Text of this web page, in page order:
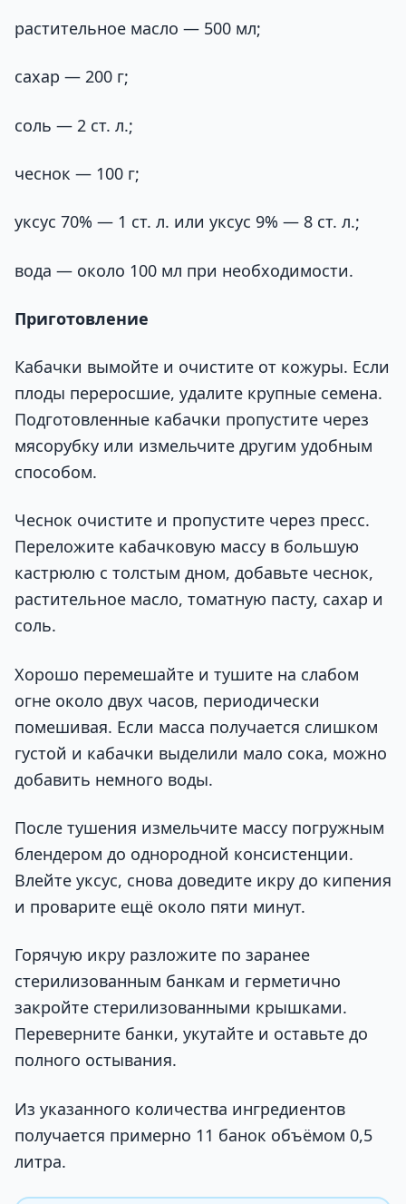
растительное масло — 500 мл;
сахар — 200 г;
соль — 2 ст. л.;
чеснок — 100 г;
уксус 70% — 1 ст. л. или уксус 9% — 8 ст. л.;
вода — около 100 мл при необходимости.
Приготовление
Кабачки вымойте и очистите от кожуры. Если
плоды переросшие, удалите крупные семена.
Подготовленные кабачки пропустите через
мясорубку или измельчите другим удобным
способом.
Чеснок очистите и пропустите через пресс.
Переложите кабачковую массу в большую
кастрюлю с толстым дном, добавьте чеснок,
растительное масло, томатную пасту, сахар и
соль.
Хорошо перемешайте и тушите на слабом
огне около двух часов, периодически
помешивая. Если масса получается слишком
густой и кабачки выделили мало сока, можно
добавить немного воды.
После тушения измельчите массу погружным
блендером до однородной консистенции.
Влейте уксус, снова доведите икру до кипения
и проварите ещё около пяти минут.
Горячую икру разложите по заранее
стерилизованным банкам и герметично
закройте стерилизованными крышками.
Переверните банки, укутайте и оставьте до
полного остывания.
Из указанного количества ингредиентов
получается примерно 11 банок объёмом 0,5
литра.